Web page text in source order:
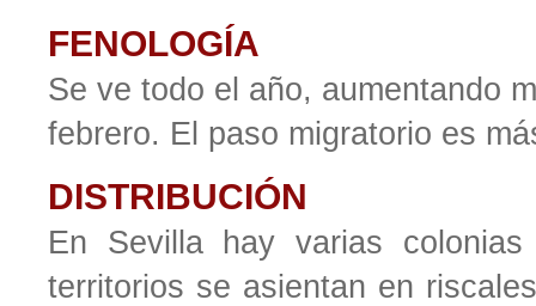
FENOLOGÍA
Se ve todo el año, aumentando
febrero. El paso migratorio es
DISTRIBUCIÓN
En Sevilla hay varias
territorios se asientan en